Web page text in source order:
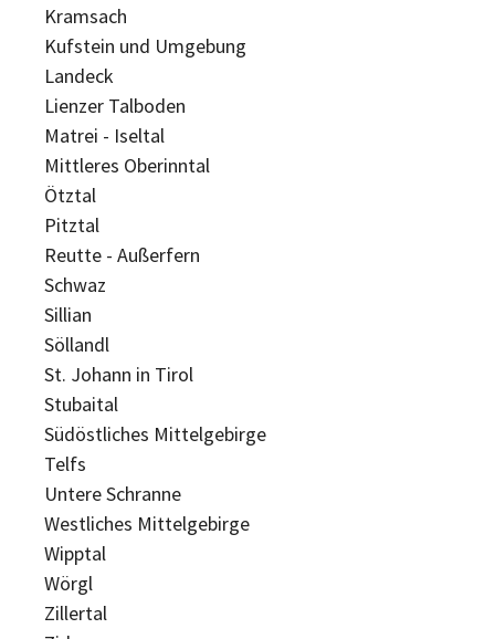
Kramsach
Kufstein und Umgebung
Landeck
Lienzer Talboden
Matrei - Iseltal
Mittleres Oberinntal
Ötztal
Pitztal
Reutte - Außerfern
Schwaz
Sillian
Söllandl
St. Johann in Tirol
Stubaital
Südöstliches Mittelgebirge
Telfs
Untere Schranne
Westliches Mittelgebirge
Wipptal
Wörgl
Zillertal